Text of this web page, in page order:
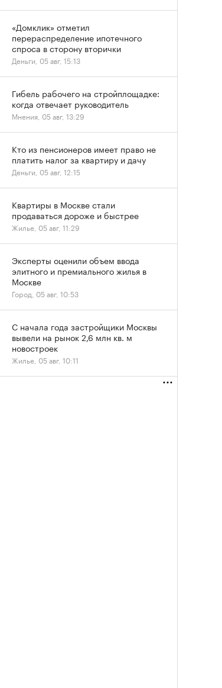
«Домклик» отметил
перераспределение ипотечного
спроса в сторону вторички
Деньги, 05 авг, 15:13
Гибель рабочего на стройплощадке:
когда отвечает руководитель
Мнения, 05 авг, 13:29
Кто из пенсионеров имеет право не
платить налог за квартиру и дачу
Деньги, 05 авг, 12:15
Квартиры в Москве стали
продаваться дороже и быстрее
Жилье, 05 авг, 11:29
Эксперты оценили объем ввода
элитного и премиального жилья в
Москве
Город, 05 авг, 10:53
С начала года застройщики Москвы
вывели на рынок 2,6 млн кв. м
новостроек
Жилье, 05 авг, 10:11